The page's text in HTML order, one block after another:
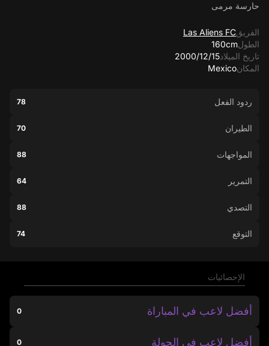
حارسة مرمى
الفريقLas Aliens FC
الطول160cm
تاريخ الميلاد15‏/12‏/2000
المكانMexico
ردود الفعل 78
الطيران 70
المواجهات 88
التمرير 64
التصدي 88
التوقع 74
الإحصائيات
أفضل لاعب في المباراة 0
أفضل لاعب في الجولة 0